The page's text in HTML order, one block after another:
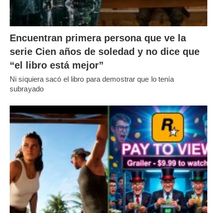
Encuentran primera persona que ve la
serie Cien años de soledad y no dice que
“el libro está mejor”
Ni siquiera sacó el libro para demostrar que lo tenía
subrayado